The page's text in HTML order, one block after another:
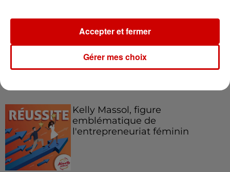
Kelly Massol, figure
emblématique de
l'entrepreneuriat féminin
Gérer mes choix
Accepter et fermer